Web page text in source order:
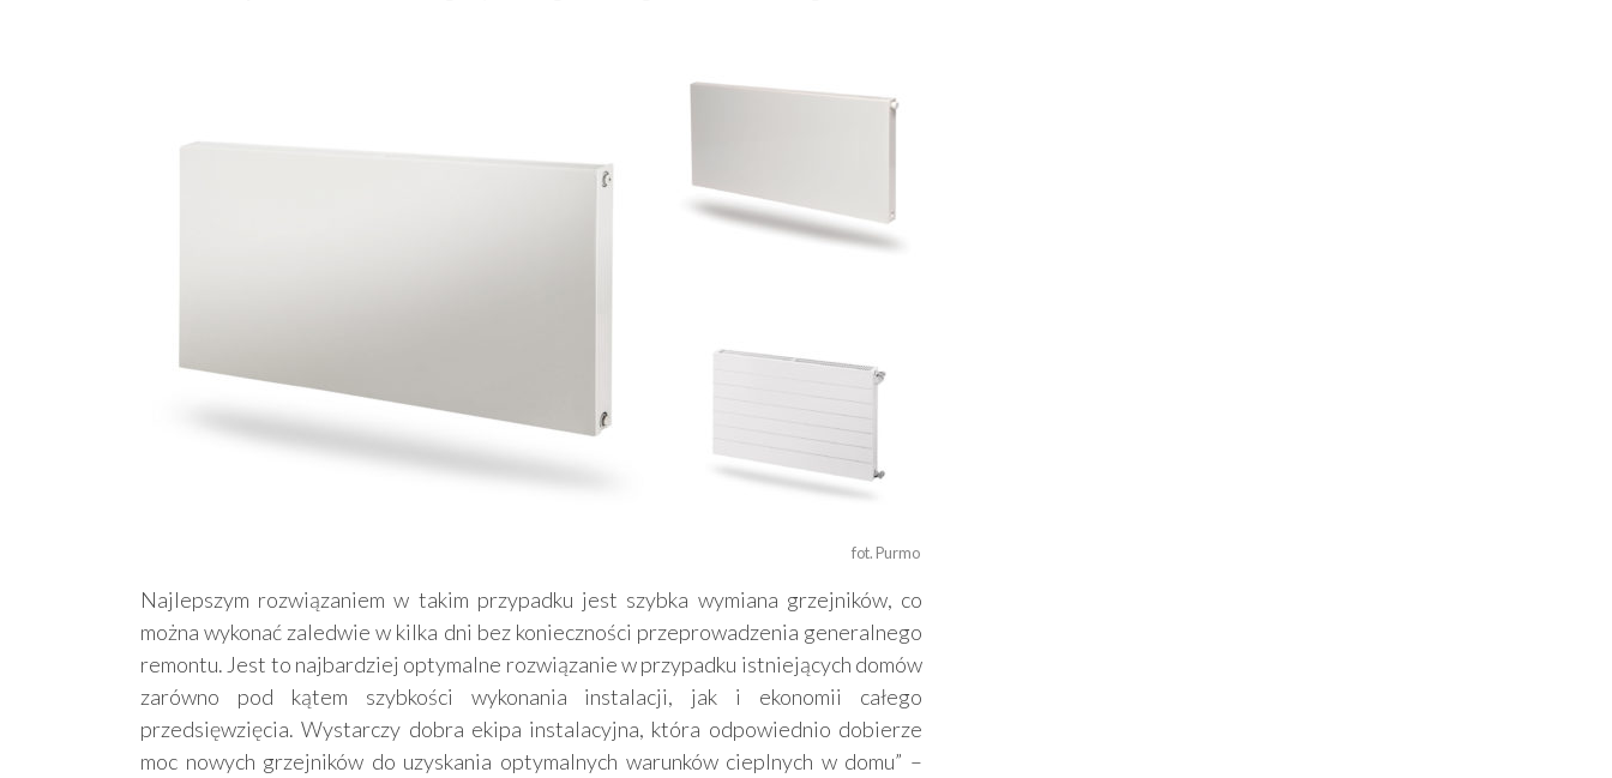
fot. Purmo
Najlepszym rozwiązaniem w takim przypadku jest szybka wymiana grzejników, co
można wykonać zaledwie w kilka dni bez konieczności przeprowadzenia generalnego
remontu. Jest to najbardziej optymalne rozwiązanie w przypadku istniejących domów
zarówno pod kątem szybkości wykonania instalacji, jak i ekonomii całego
przedsięwzięcia. Wystarczy dobra ekipa instalacyjna, która odpowiednio dobierze
moc nowych grzejników do uzyskania optymalnych warunków cieplnych w domu” –